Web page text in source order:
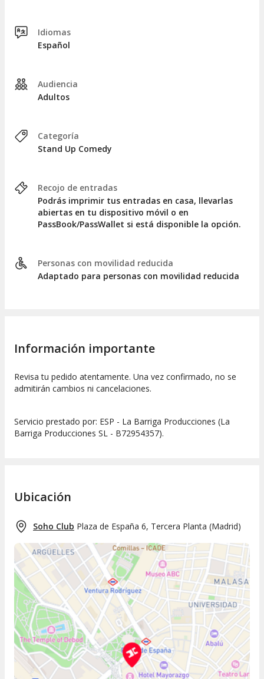
Idiomas
Español
Audiencia
Adultos
Categoría
Stand Up Comedy
Recojo de entradas
Podrás imprimir tus entradas en casa, llevarlas
abiertas en tu dispositivo móvil o en
PassBook/PassWallet si está disponible la opción.
Personas con movilidad reducida
Adaptado para personas con movilidad reducida
Información importante
Revisa tu pedido atentamente. Una vez confirmado, no se
admitirán cambios ni cancelaciones.
Servicio prestado por: ESP - La Barriga Producciones (La
Barriga Producciones SL - B72954357).
Ubicación
Soho Club Plaza de España 6, Tercera Planta (Madrid)